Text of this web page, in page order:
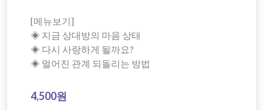
[메뉴보기]
◈ 지금 상대방의 마음 상태
◈ 다시 사랑하게 될까요?
◈ 멀어진 관계 되돌리는 방법
4,500원